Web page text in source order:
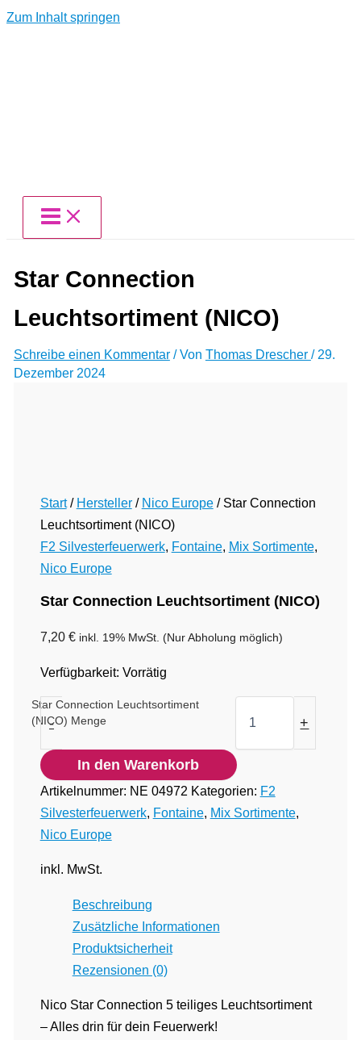
Zum Inhalt springen
Star Connection
Leuchtsortiment (NICO)
Schreibe einen Kommentar / Von Thomas Drescher / 29.
Dezember 2024
Start/ Hersteller/ Nico Europe/ Star Connection
Leuchtsortiment (NICO)
F2 Silvesterfeuerwerk, Fontaine, Mix Sortimente,
Nico Europe
Star Connection Leuchtsortiment (NICO)
7,20 € inkl. 19% MwSt. (Nur Abholung möglich)
Verfügbarkeit: Vorrätig
-
Star Connection Leuchtsortiment
(NICO) Menge
+
In den Warenkorb
Artikelnummer: NE 04972 Kategorien: F2
Silvesterfeuerwerk, Fontaine, Mix Sortimente,
Nico Europe
inkl. MwSt.
Beschreibung
Zusätzliche Informationen
Produktsicherheit
Rezensionen (0)
Nico Star Connection 5 teiliges Leuchtsortiment
– Alles drin für dein Feuerwerk!